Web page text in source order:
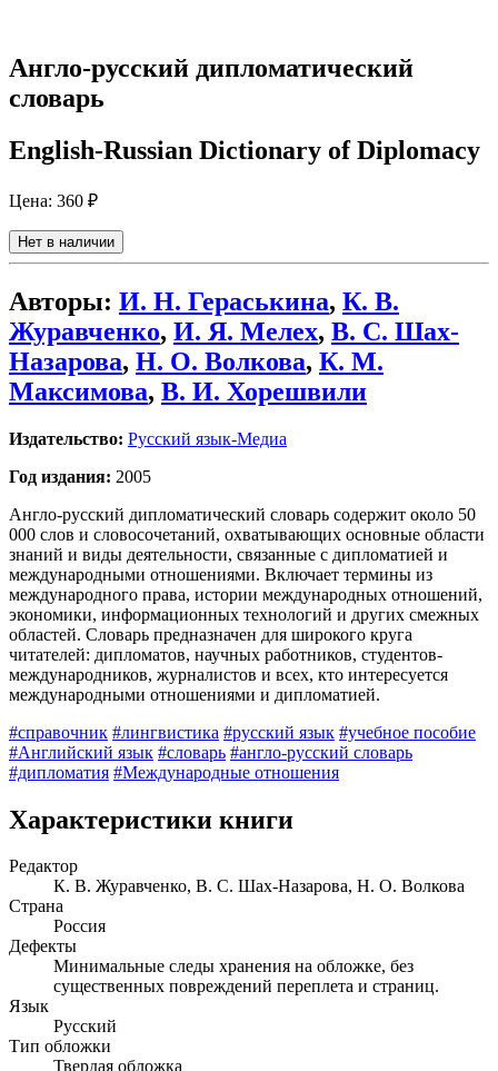
Англо-русский дипломатический
словарь
English-Russian Dictionary of Diplomacy
Цена: 360 ₽
Нет в наличии
Авторы: И. Н. Гераськина, К. В.
Журавченко, И. Я. Мелех, В. С. Шах-
Назарова, Н. О. Волкова, К. М.
Максимова, В. И. Хорешвили
Издательство: Русский язык-Медиа
Год издания: 2005
Англо-русский дипломатический словарь содержит около 50
000 слов и словосочетаний, охватывающих основные области
знаний и виды деятельности, связанные с дипломатией и
международными отношениями. Включает термины из
международного права, истории международных отношений,
экономики, информационных технологий и других смежных
областей. Словарь предназначен для широкого круга
читателей: дипломатов, научных работников, студентов-
международников, журналистов и всех, кто интересуется
международными отношениями и дипломатией.
#справочник #лингвистика #русский язык #учебное пособие
#Английский язык #словарь #англо-русский словарь
#дипломатия #Международные отношения
Характеристики книги
Редактор
К. В. Журавченко, В. С. Шах-Назарова, Н. О. Волкова
Страна
Россия
Дефекты
Минимальные следы хранения на обложке, без
существенных повреждений переплета и страниц.
Язык
Русский
Тип обложки
Твердая обложка